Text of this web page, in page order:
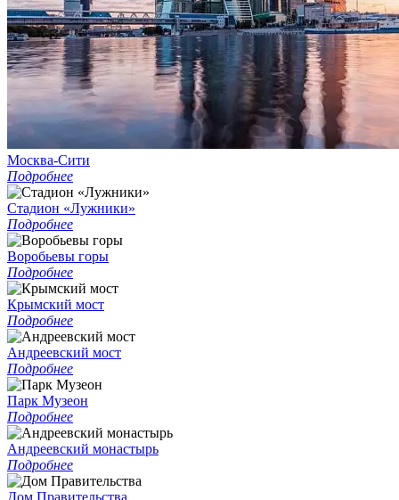
Москва-Сити
Подробнее
Стадион «Лужники»
Подробнее
Воробьевы горы
Подробнее
Крымский мост
Подробнее
Андреевский мост
Подробнее
Парк Музеон
Подробнее
Андреевский монастырь
Подробнее
Дом Правительства